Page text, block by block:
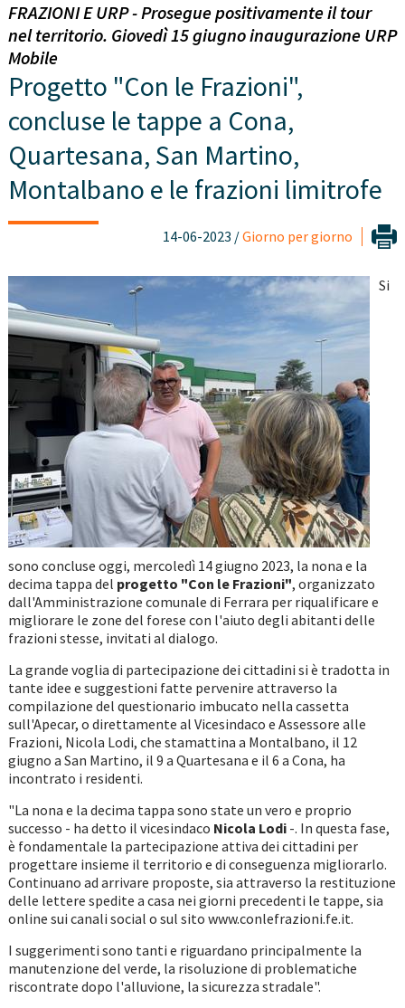
FRAZIONI E URP - Prosegue positivamente il tour
nel territorio. Giovedì 15 giugno inaugurazione URP
Mobile
Progetto "Con le Frazioni",
concluse le tappe a Cona,
Quartesana, San Martino,
Montalbano e le frazioni limitrofe
14-06-2023 /Giorno per giorno
Si
sono concluse oggi, mercoledì 14 giugno 2023, la nona e la
decima tappa del progetto "Con le Frazioni", organizzato
dall'Amministrazione comunale di Ferrara per riqualificare e
migliorare le zone del forese con l'aiuto degli abitanti delle
frazioni stesse, invitati al dialogo.
La grande voglia di partecipazione dei cittadini si è tradotta in
tante idee e suggestioni fatte pervenire attraverso la
compilazione del questionario imbucato nella cassetta
sull'Apecar, o direttamente al Vicesindaco e Assessore alle
Frazioni, Nicola Lodi, che stamattina a Montalbano, il 12
giugno a San Martino, il 9 a Quartesana e il 6 a Cona, ha
incontrato i residenti.
"La nona e la decima tappa sono state un vero e proprio
successo - ha detto il vicesindaco Nicola Lodi-. In questa fase,
è fondamentale la partecipazione attiva dei cittadini per
progettare insieme il territorio e di conseguenza migliorarlo.
Continuano ad arrivare proposte, sia attraverso la restituzione
delle lettere spedite a casa nei giorni precedenti le tappe, sia
online sui canali social o sul sito www.conlefrazioni.fe.it.
I suggerimenti sono tanti e riguardano principalmente la
manutenzione del verde, la risoluzione di problematiche
riscontrate dopo l'alluvione, la sicurezza stradale".